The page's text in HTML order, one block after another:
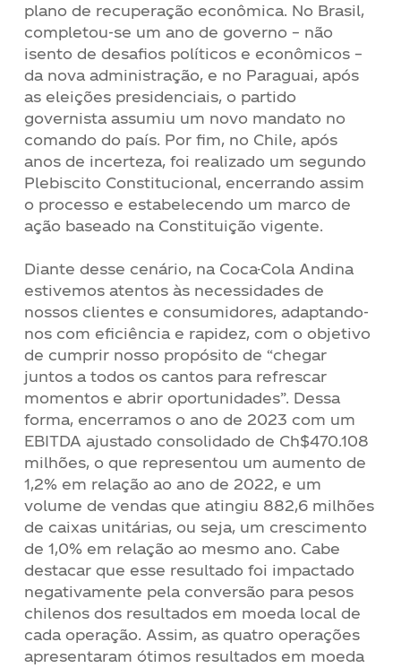
plano de recuperação econômica. No Brasil,
completou-se um ano de governo – não
isento de desafios políticos e econômicos –
da nova administração, e no Paraguai, após
as eleições presidenciais, o partido
governista assumiu um novo mandato no
comando do país. Por fim, no Chile, após
anos de incerteza, foi realizado um segundo
Plebiscito Constitucional, encerrando assim
o processo e estabelecendo um marco de
ação baseado na Constituição vigente.
Diante desse cenário, na Coca-Cola Andina
estivemos atentos às necessidades de
nossos clientes e consumidores, adaptando-
nos com eficiência e rapidez, com o objetivo
de cumprir nosso propósito de “chegar
juntos a todos os cantos para refrescar
momentos e abrir oportunidades”. Dessa
forma, encerramos o ano de 2023 com um
EBITDA ajustado consolidado de Ch$470.108
milhões, o que representou um aumento de
1,2% em relação ao ano de 2022, e um
volume de vendas que atingiu 882,6 milhões
de caixas unitárias, ou seja, um crescimento
de 1,0% em relação ao mesmo ano. Cabe
destacar que esse resultado foi impactado
negativamente pela conversão para pesos
chilenos dos resultados em moeda local de
cada operação. Assim, as quatro operações
apresentaram ótimos resultados em moeda